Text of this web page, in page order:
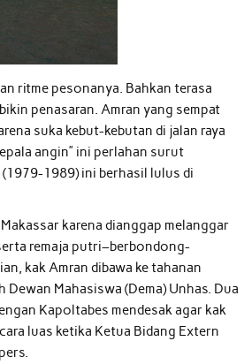
ritme pesonanya. Bahkan terasa
penasaran. Amran yang sempat
suka kebut-kebutan di jalan raya
angin” ini perlahan surut
(1979-1989) ini berhasil lulus di
karena dianggap melanggar
remaja putri–berbondong-
kak Amran dibawa ke tahanan
Mahasiswa (Dema) Unhas. Dua
Kapoltabes mendesak agar kak
luas ketika Ketua Bidang Extern